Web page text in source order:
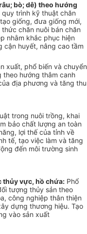
bò; dê) theo hướng
trình kỹ thuật chăn
giống, đưa giống mới,
chăn nuôi bán chăn
nhằm khắc phục hiện
cận huyết, nâng cao tầm
xuất, phổ biến và chuyển
theo hướng thâm canh
địa phương và tăng thu
trong nuôi trồng, khai
bảo chất lượng an toàn
lợi thế của tỉnh về
tế, tạo việc làm và tăng
đến môi trường sinh
thủy vực, hồ chứa: Phổ
tượng thủy sản theo
công nghiệp thân thiện
y dựng thương hiệu. Tạo
vào sản xuất